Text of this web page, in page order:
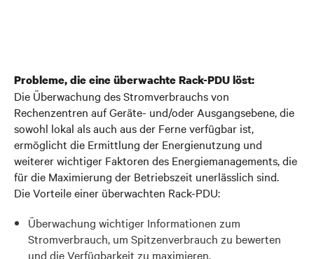
Probleme, die eine überwachte Rack-PDU löst:
Die Überwachung des Stromverbrauchs von
Rechenzentren auf Geräte- und/oder Ausgangsebene, die
sowohl lokal als auch aus der Ferne verfügbar ist,
ermöglicht die Ermittlung der Energienutzung und
weiterer wichtiger Faktoren des Energiemanagements, die
für die Maximierung der Betriebszeit unerlässlich sind.
Die Vorteile einer überwachten Rack-PDU:
Überwachung wichtiger Informationen zum
Stromverbrauch, um Spitzenverbrauch zu bewerten
und die Verfügbarkeit zu maximieren.